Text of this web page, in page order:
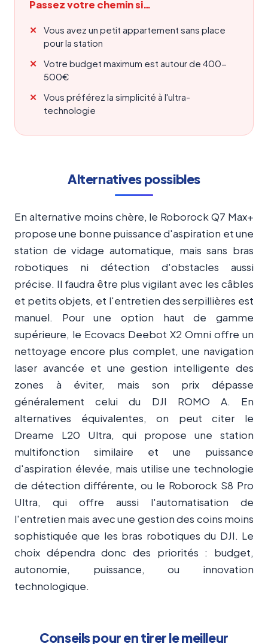
Passez votre chemin si…
Vous avez un petit appartement sans place
pour la station
Votre budget maximum est autour de 400-
500€
Vous préférez la simplicité à l'ultra-
technologie
Alternatives possibles
En alternative moins chère, le Roborock Q7 Max+
propose une bonne puissance d'aspiration et une
station de vidage automatique, mais sans bras
robotiques ni détection d'obstacles aussi
précise. Il faudra être plus vigilant avec les câbles
et petits objets, et l'entretien des serpillières est
manuel. Pour une option haut de gamme
supérieure, le Ecovacs Deebot X2 Omni offre un
nettoyage encore plus complet, une navigation
laser avancée et une gestion intelligente des
zones à éviter, mais son prix dépasse
généralement celui du DJI ROMO A. En
alternatives équivalentes, on peut citer le
Dreame L20 Ultra, qui propose une station
multifonction similaire et une puissance
d'aspiration élevée, mais utilise une technologie
de détection différente, ou le Roborock S8 Pro
Ultra, qui offre aussi l'automatisation de
l'entretien mais avec une gestion des coins moins
sophistiquée que les bras robotiques du DJI. Le
choix dépendra donc des priorités : budget,
autonomie, puissance, ou innovation
technologique.
Conseils pour en tirer le meilleur